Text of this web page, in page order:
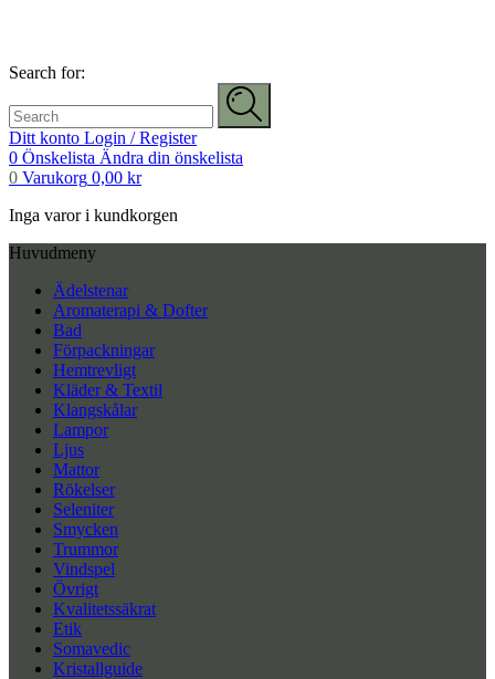
Search for:
Ditt konto Login / Register
0 Önskelista Ändra din önskelista
0 Varukorg 0,00 kr
Inga varor i kundkorgen
Huvudmeny
Ädelstenar
Aromaterapi & Dofter
Bad
Förpackningar
Hemtrevligt
Kläder & Textil
Klangskålar
Lampor
Ljus
Mattor
Rökelser
Seleniter
Smycken
Trummor
Vindspel
Övrigt
Kvalitetssäkrat
Etik
Somavedic
Kristallguide